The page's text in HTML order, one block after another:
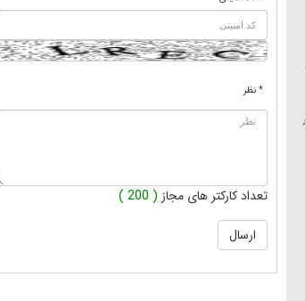
* نظر
تعداد کارکتر های مجاز ( 200 )